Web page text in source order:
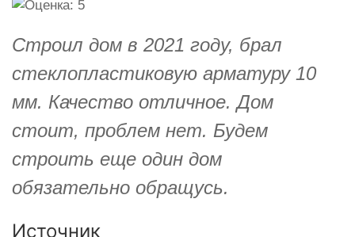
Строил дом в 2021 году, брал
стеклопластиковую арматуру 10
мм. Качество отличное. Дом
стоит, проблем нет. Будем
строить еще один дом
обязательно обращусь.
Источник